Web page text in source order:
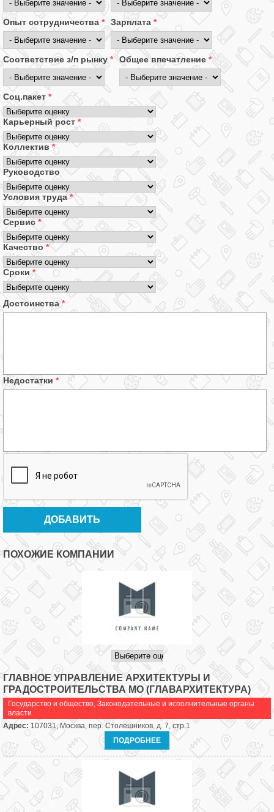
Опыт сотрудничества * Зарплата *
Соответствие з/п рынку * Общее впечатление *
Соц.пакет *
Карьерный рост *
Коллектив *
Руководство
Условия труда*
Сервис *
Качество *
Сроки*
Достоинства*
Недостатки *
ПОХОЖИЕ КОМПАНИИ
ГЛАВНОЕ УПРАВЛЕНИЕ АРХИТЕКТУРЫ И
ГРАДОСТРОИТЕЛЬСТВА МО (ГЛАВАРХИТЕКТУРА)
Государство и общество, Законодательные и исполнительные органы
власти
Адрес: 107031, Москва, пер. Столешников, д. 7, стр.1
ПОДРОБНЕЕ